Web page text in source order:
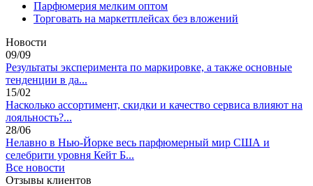
Парфюмерия мелким оптом
Торговать на маркетплейсах без вложений
Новости
09/09
Результаты эксперимента по маркировке, а также основные
тенденции в да...
15/02
Насколько ассортимент, скидки и качество сервиса влияют на
лояльность?...
28/06
Нелавно в Нью-Йорке весь парфюмерный мир США и
селебрити уровня Кейт Б...
Все новости
Отзывы клиентов